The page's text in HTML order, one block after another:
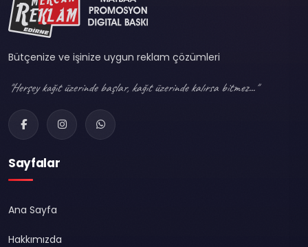
Bütçenize ve işinize uygun reklam çözümleri
"Herşey kağıt üzerinde başlar, kağıt üzerinde kalırsa bitmez..."
Sayfalar
Ana Sayfa
Hakkımızda